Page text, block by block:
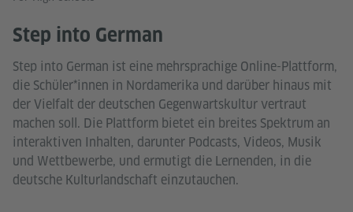
Step into German
Step into German ist eine mehrsprachige Online-Plattform,
die Schüler*innen in Nordamerika und darüber hinaus mit
der Vielfalt der deutschen Gegenwartskultur vertraut
machen soll. Die Plattform bietet ein breites Spektrum an
interaktiven Inhalten, darunter Podcasts, Videos, Musik
und Wettbewerbe, und ermutigt die Lernenden, in die
deutsche Kulturlandschaft einzutauchen.